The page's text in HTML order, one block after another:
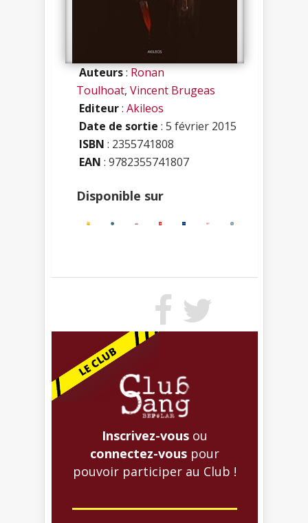
Auteurs:Ronan
Toulhoat, Vincent Brugeas
Editeur: Akileos
Date de sortie : 5 février 2015
ISBN : 2355741808
EAN : 9782355741807
Disponible sur
Inscrivez-vous ou
connectez-vous pour
pouvoir participer au Club !